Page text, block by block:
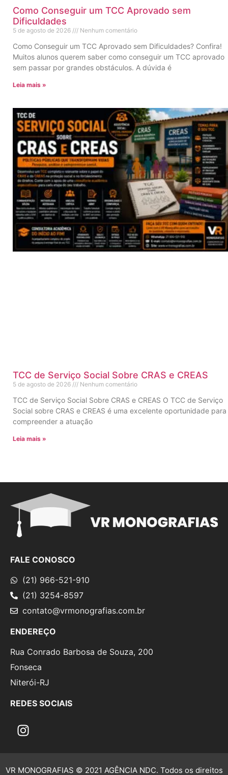
Como Conseguir um TCC Aprovado sem
Dificuldades
5 de agosto de 2026 Nenhum comentário
Como Conseguir um TCC Aprovado sem Dificuldades? Confira!
Muitos alunos querem saber como conseguir um TCC aprovado
sem passar por grandes obstáculos. A dúvida é
Leia mais »
TCC de Serviço Social Sobre CRAS e CREAS
5 de agosto de 2026 Nenhum comentário
TCC de Serviço Social Sobre CRAS e CREAS O TCC de Serviço
Social sobre CRAS e CREAS é uma excelente oportunidade para
compreender a atuação
Leia mais »
FALE CONOSCO
(21) 966-521-910
(21) 3254-8597
contato@vrmonografias.com.br
ENDEREÇO
Rua Conrado Barbosa de Souza, 200
Fonseca
Niterói-RJ
REDES SOCIAIS
VR MONOGRAFIAS © 2021 AGÊNCIA NDC. Todos os direitos